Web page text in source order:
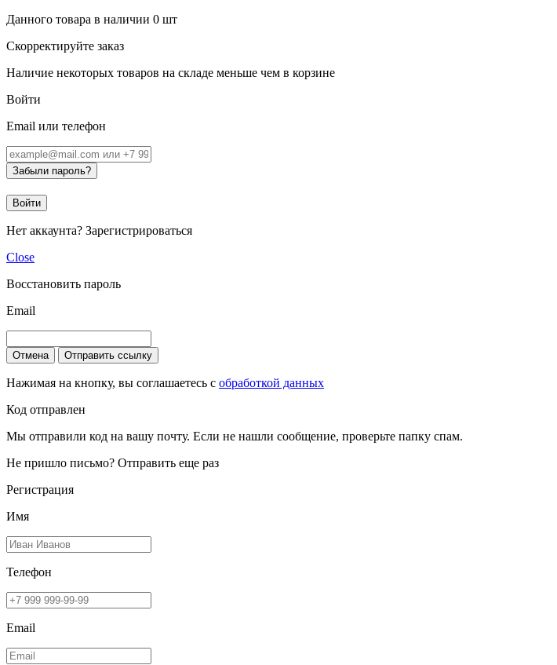
Данного товара в наличии 0 шт
Скорректируйте заказ
Наличие некоторых товаров на складе меньше чем в корзине
Войти
Email или телефон
Забыли пароль?
Войти
Нет аккаунта? Зарегистрироваться
Close
Восстановить пароль
Email
Отмена Отправить ссылку
Нажимая на кнопку, вы соглашаетесь с обработкой данных
Код отправлен
Мы отправили код на вашу почту. Если не нашли сообщение, проверьте папку спам.
Не пришло письмо? Отправить еще раз
Регистрация
Имя
Телефон
Email